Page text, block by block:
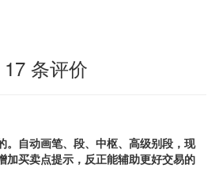
17 条评价
。自动画笔、段、中枢、高级别段，现
加买卖点提示，反正能辅助更好交易的